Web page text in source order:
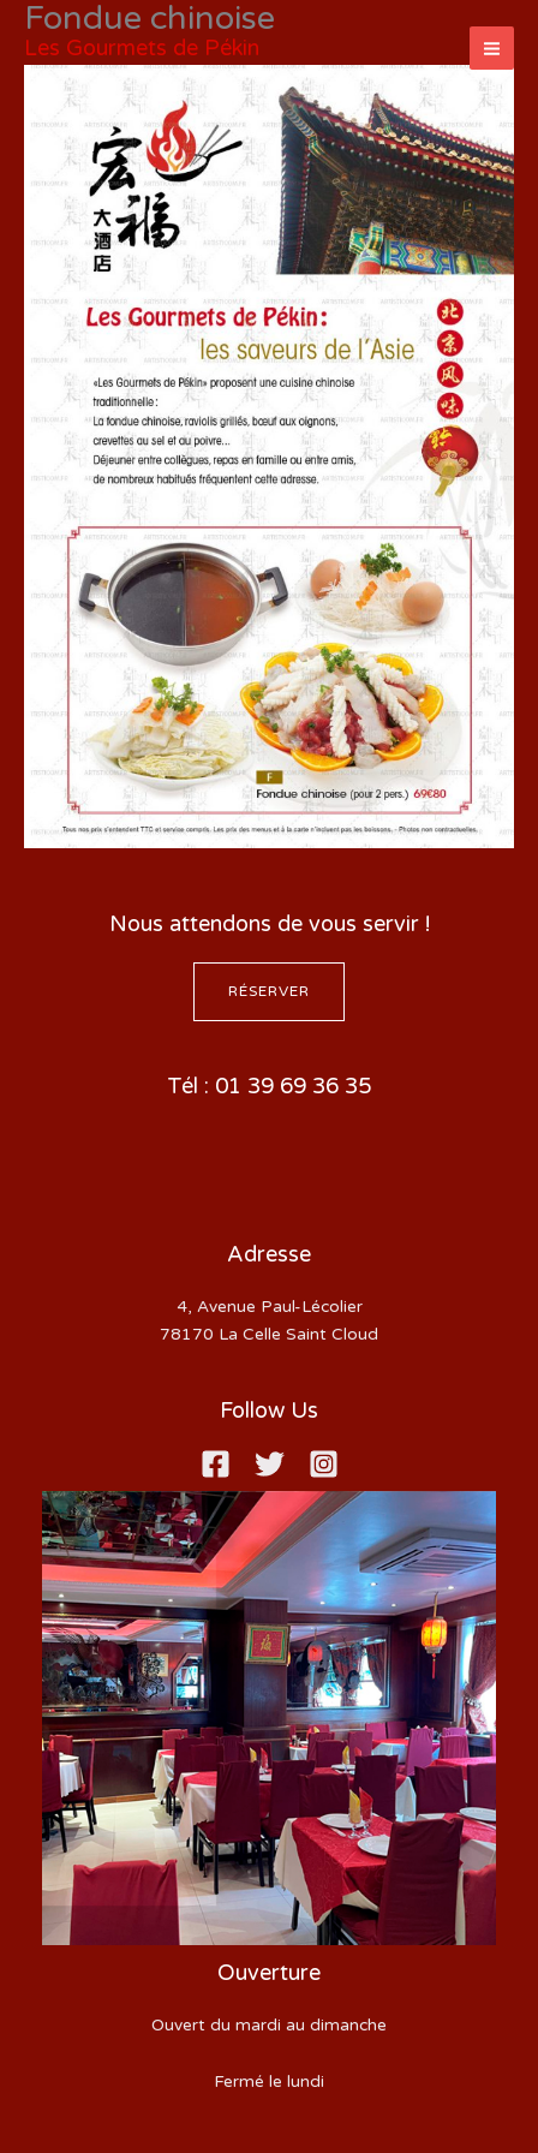
Aller
contenu
Les Gourmets de Pékin
Fondue chinoise
Nous attendons de vous servir !
RÉSERVER
Tél : 01 39 69 36 35
Adresse
4, Avenue Paul-Lécolier
78170 La Celle Saint Cloud
Follow Us
Ouverture
Ouvert du mardi au dimanche
Fermé le lundi